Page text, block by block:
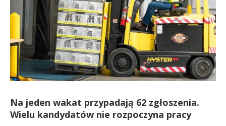
Na jeden wakat przypadają 62 zgłoszenia.
Wielu kandydatów nie rozpoczyna pracy